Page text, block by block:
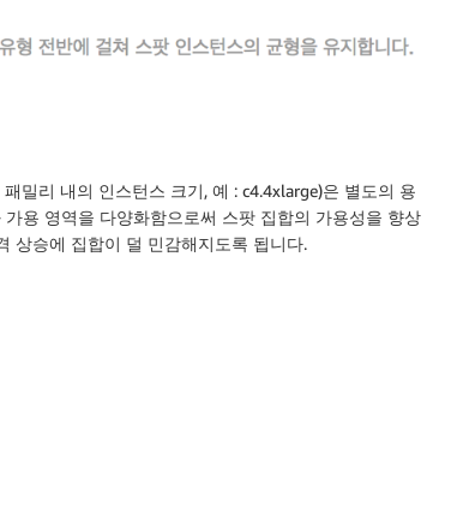
밀리 내의 인스턴스 크기, 예 : c4.4xlarge)은 별도의 용
용 영역을 다양화함으로써 스팟 집합의 가용성을 향상
상승에 집합이 덜 민감해지도록 됩니다.